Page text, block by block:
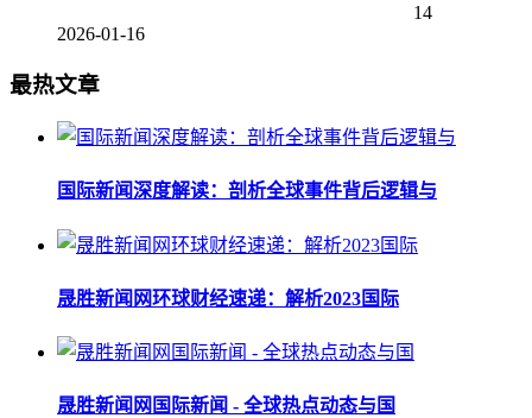
14
2026-01-16
最热文章
国际新闻深度解读：剖析全球事件背后逻辑与
晟胜新闻网环球财经速递：解析2023国际
晟胜新闻网国际新闻 - 全球热点动态与国